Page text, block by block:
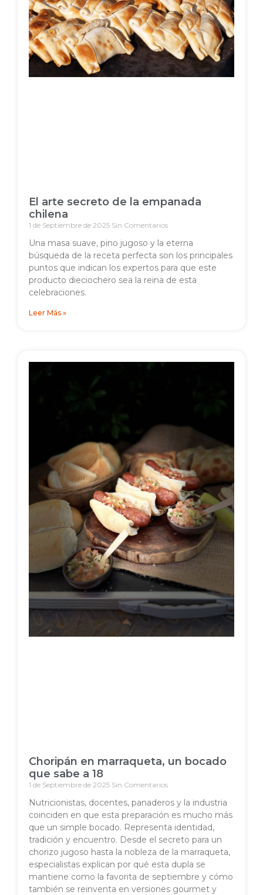
El arte secreto de la empanada
chilena
1 de Septiembre de 2025 Sin Comentarios
Una masa suave, pino jugoso y la eterna
búsqueda de la receta perfecta son los principales
puntos que indican los expertos para que este
producto dieciochero sea la reina de esta
celebraciones.
Leer Más »
Choripán en marraqueta, un bocado
que sabe a 18
1 de Septiembre de 2025 Sin Comentarios
Nutricionistas, docentes, panaderos y la industria
coinciden en que esta preparación es mucho más
que un simple bocado. Representa identidad,
tradición y encuentro. Desde el secreto para un
chorizo jugoso hasta la nobleza de la marraqueta,
especialistas explican por qué esta dupla se
mantiene como la favorita de septiembre y cómo
también se reinventa en versiones gourmet y